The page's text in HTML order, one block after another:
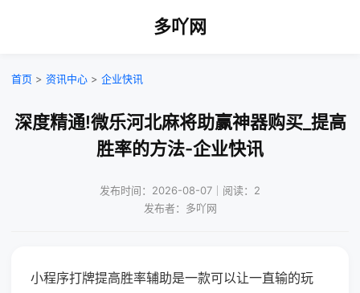
多吖网
首页 > 资讯中心 > 企业快讯
深度精通!微乐河北麻将助赢神器购买_提高
胜率的方法-企业快讯
发布时间：2026-08-07｜阅读：2
发布者：多吖网
小程序打牌提高胜率辅助是一款可以让一直输的玩